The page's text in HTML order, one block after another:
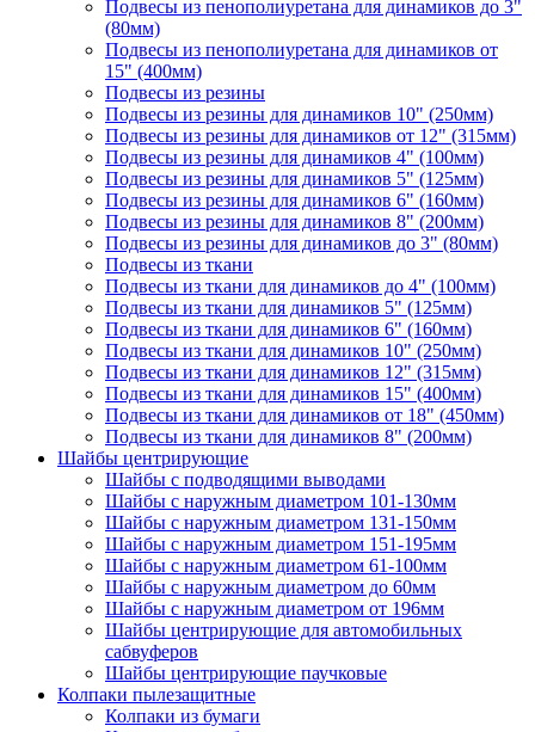
Подвесы из пенополиуретана для динамиков до 3"
(80мм)
Подвесы из пенополиуретана для динамиков от
15" (400мм)
Подвесы из резины
Подвесы из резины для динамиков 10" (250мм)
Подвесы из резины для динамиков от 12" (315мм)
Подвесы из резины для динамиков 4" (100мм)
Подвесы из резины для динамиков 5" (125мм)
Подвесы из резины для динамиков 6" (160мм)
Подвесы из резины для динамиков 8" (200мм)
Подвесы из резины для динамиков до 3" (80мм)
Подвесы из ткани
Подвесы из ткани для динамиков до 4" (100мм)
Подвесы из ткани для динамиков 5" (125мм)
Подвесы из ткани для динамиков 6" (160мм)
Подвесы из ткани для динамиков 10" (250мм)
Подвесы из ткани для динамиков 12" (315мм)
Подвесы из ткани для динамиков 15" (400мм)
Подвесы из ткани для динамиков от 18" (450мм)
Подвесы из ткани для динамиков 8" (200мм)
Шайбы центрирующие
Шайбы с подводящими выводами
Шайбы с наружным диаметром 101-130мм
Шайбы с наружным диаметром 131-150мм
Шайбы с наружным диаметром 151-195мм
Шайбы с наружным диаметром 61-100мм
Шайбы с наружным диаметром до 60мм
Шайбы с наружным диаметром от 196мм
Шайбы центрирующие для автомобильных
сабвуферов
Шайбы центрирующие паучковые
Колпаки пылезащитные
Колпаки из бумаги